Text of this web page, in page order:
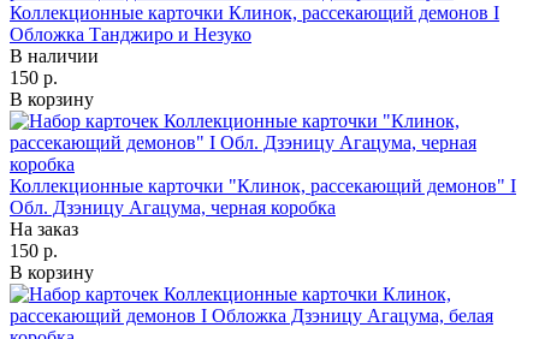
Коллекционные карточки Клинок, рассекающий демонов I
Обложка Танджиро и Незуко
В наличии
150 р.
В корзину
Коллекционные карточки "Клинок, рассекающий демонов" I
Обл. Дзэницу Агацума, черная коробка
На заказ
150 р.
В корзину